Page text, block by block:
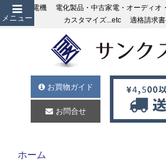
メニュー
サンクス電機 電化製品・中古家電・オーディオ
カスタマイズ...etc 適格請求書
お買物ガイド
お問合せ
ホーム